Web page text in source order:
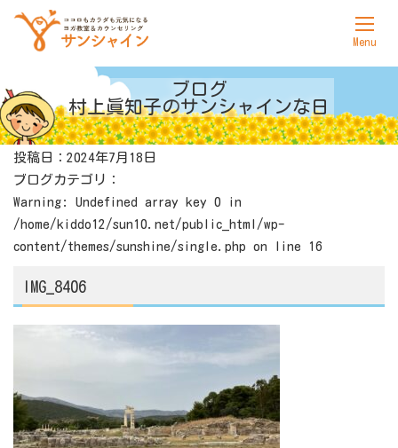
サンシャインについて
ヨガ
カウンセリング
料金表
アクセス
ブログ
村上眞知子のサンシャインな日
投稿日：2024年7月18日
ブログカテゴリ：
Warning : Undefined array key 0 in
/home/kiddo12/sun10.net/public_html/wp-
content/themes/sunshine/single.php on line 16
IMG_8406